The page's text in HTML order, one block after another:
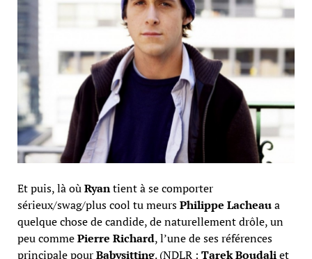
Et puis, là oùRyantient à se comporter
sérieux/swag/plus cool tu meursPhilippe Lacheaua
quelque chose de candide, de naturellement drôle, un
peu commePierre Richard, l’une de ses références
principale pourBabysitting. (NDLR : TarekBoudaliet